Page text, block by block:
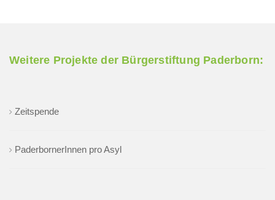
Weitere Projekte der Bürgerstiftung Paderborn:
Zeitspende
PaderbornerInnen pro Asyl